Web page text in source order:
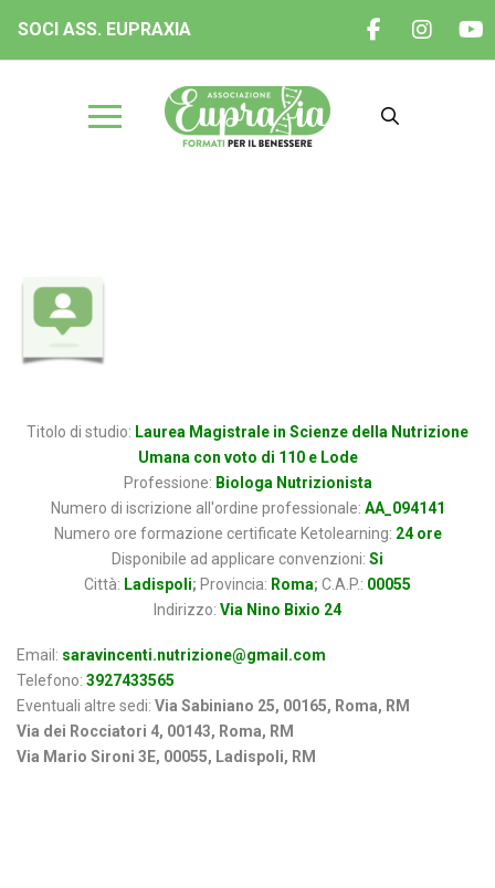
SOCI ASS. EUPRAXIA
Titolo di studio: Laurea Magistrale in Scienze della Nutrizione
Umana con voto di 110 e Lode
Professione: Biologa Nutrizionista
Numero di iscrizione all'ordine professionale: AA_094141
Numero ore formazione certificate Ketolearning: 24 ore
Disponibile ad applicare convenzioni: Si
Città: Ladispoli; Provincia: Roma; C.A.P.: 00055
Indirizzo: Via Nino Bixio 24
Email: saravincenti.nutrizione@gmail.com
Telefono: 3927433565
Eventuali altre sedi: Via Sabiniano 25, 00165, Roma, RM
Via dei Rocciatori 4, 00143, Roma, RM
Via Mario Sironi 3E, 00055, Ladispoli, RM